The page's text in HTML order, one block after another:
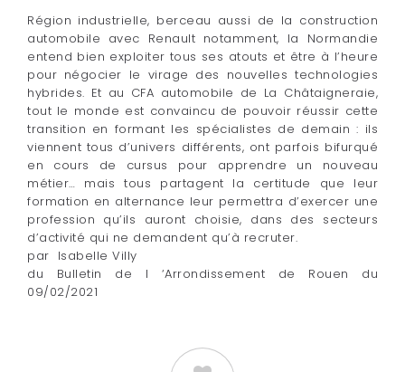
Région industrielle, berceau aussi de la construction
automobile avec Renault notamment, la Normandie
entend bien exploiter tous ses atouts et être à l’heure
pour négocier le virage des nouvelles technologies
hybrides. Et au CFA automobile de La Châtaigneraie,
tout le monde est convaincu de pouvoir réussir cette
transition en formant les spécialistes de demain : ils
viennent tous d’univers différents, ont parfois bifurqué
en cours de cursus pour apprendre un nouveau
métier… mais tous partagent la certitude que leur
formation en alternance leur permettra d’exercer une
profession qu’ils auront choisie, dans des secteurs
d’activité qui ne demandent qu’à recruter.
par Isabelle Villy
du Bulletin de l ‘Arrondissement de Rouen du
09/02/2021